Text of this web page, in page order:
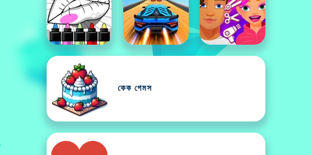
কেক গেমস